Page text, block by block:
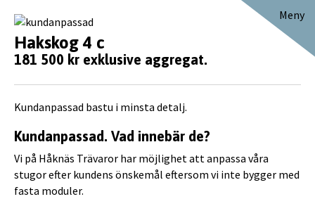
Meny
Hakskog 4 c
181 500 kr exklusive aggregat.
Kundanpassad bastu i minsta detalj.
Kundanpassad. Vad innebär de?
Vi på Håknäs Trävaror har möjlighet att anpassa våra
stugor efter kundens önskemål eftersom vi inte bygger med
fasta moduler.